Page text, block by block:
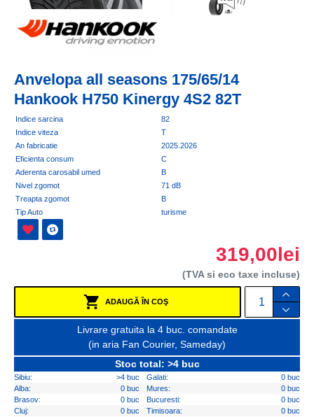
Anvelopa all seasons 175/65/14
Hankook H750 Kinergy 4S2 82T
Indice sarcina
82
Indice viteza
T
An fabricatie
2025.2026
Eficienta consum
C
Aderenta carosabil umed
B
Nivel zgomot
71 dB
Treapta zgomot
B
Tip Auto
turisme
319,00lei
(TVA si eco taxe incluse)
ADAUGĂ ÎN COŞ
Livrare gratuita la 4 buc. comandate
(in aria Fan Courier, Sameday)
Stoc total: >4 buc
Sibiu: >4 buc Galati:
0 buc
Alba:
0 buc Mures:
0 buc
Brasov:
0 buc Bucuresti:
0 buc
Cluj:
0 buc Timisoara:
0 buc